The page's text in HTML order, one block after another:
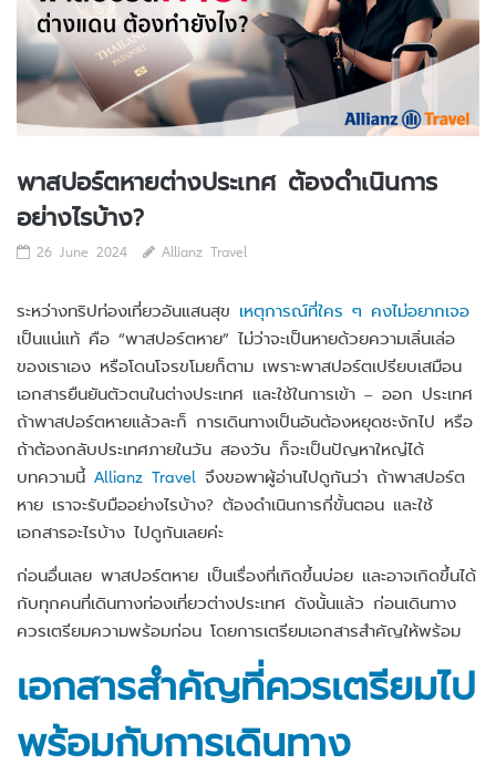
พาสปอร์ตหายต่างประเทศ ต้องดำเนินการ
อย่างไรบ้าง?
26 June 2024 Allianz Travel
ระหว่างทริปท่องเที่ยวอันแสนสุข เหตุการณ์ที่ใคร ๆ คงไม่อยากเจอ
เป็นแน่แท้ คือ “พาสปอร์ตหาย” ไม่ว่าจะเป็นหายด้วยความเลิ่นเล่อ
ของเราเอง หรือโดนโจรขโมยก็ตาม เพราะพาสปอร์ตเปรียบเสมือน
เอกสารยืนยันตัวตนในต่างประเทศ และใช้ในการเข้า – ออก ประเทศ
ถ้าพาสปอร์ตหายแล้วละก็ การเดินทางเป็นอันต้องหยุดชะงักไป หรือ
ถ้าต้องกลับประเทศภายในวัน สองวัน ก็จะเป็นปัญหาใหญ่ได้
บทความนี้ Allianz Travel จึงขอพาผู้อ่านไปดูกันว่า ถ้าพาสปอร์ต
หาย เราจะรับมืออย่างไรบ้าง? ต้องดำเนินการกี่ขั้นตอน และใช้
เอกสารอะไรบ้าง ไปดูกันเลยค่ะ
ก่อนอื่นเลย พาสปอร์ตหาย เป็นเรื่องที่เกิดขึ้นบ่อย และอาจเกิดขึ้นได้
กับทุกคนที่เดินทางท่องเที่ยวต่างประเทศ ดังนั้นแล้ว ก่อนเดินทาง
ควรเตรียมความพร้อมก่อน โดยการเตรียมเอกสารสำคัญให้พร้อม
เอกสารสำคัญที่ควรเตรียมไป
พร้อมกับการเดินทาง